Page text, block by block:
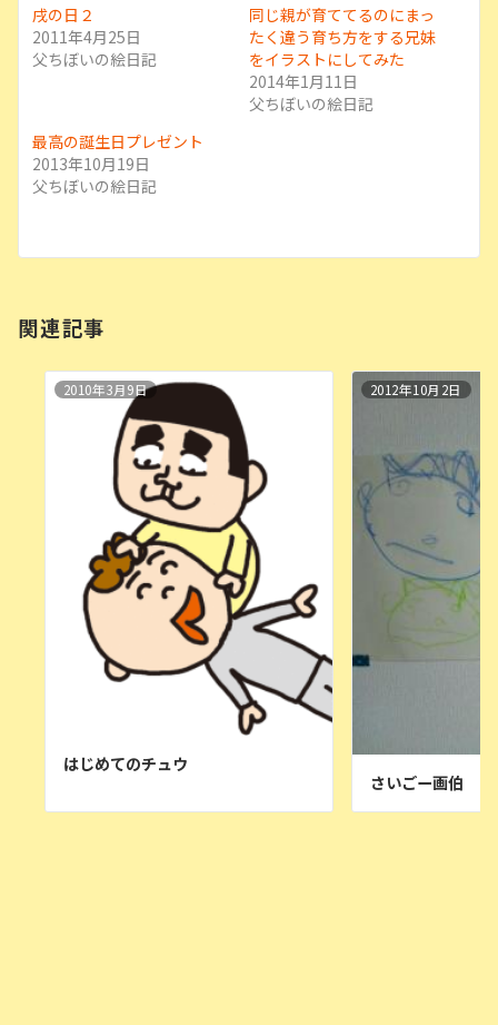
戌の日２
2011年4月25日
父ちぼいの絵日記
同じ親が育ててるのにまっ
たく違う育ち方をする兄妹
をイラストにしてみた
2014年1月11日
父ちぼいの絵日記
最高の誕生日プレゼント
2013年10月19日
父ちぼいの絵日記
関連記事
2010年3月9日
はじめてのチュウ
2012年10月2日
さいごー画伯